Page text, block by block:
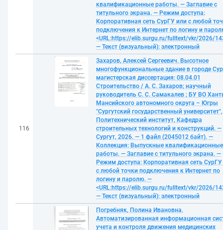
квалификационные работы. — Заглавие с
титульного экрана. — Режим доступа:
Корпоративная сеть СурГУ или с любой
подключения к Интернет по логину и
<URL:https://elib.surgu.ru/fulltext/vkr/2026/
— Текст (визуальный): электронный
116
Захаров, Алексей Сергеевич. Высотное
многофункциональные здание в городе
магистерская диссертация: 08.04.01
Строительство / А. С. Захаров; научный
руководитель С. С. Самакалев ; БУ ВО
Мансийского автономного округа – Югры
"Сургутский государственный университет",
Политехнический институт, Кафедра
строительных технологий и конструкций. —
Сургут, 2026. — 1 файл (2045012 байт). —
Коллекция: Выпускные квалификационные
работы. — Заглавие с титульного экрана. —
Режим доступа: Корпоративная сеть
с любой точки подключения к Интернет по
логину и паролю. —
<URL:https://elib.surgu.ru/fulltext/vkr/2026/
— Текст (визуальный): электронный
Погребняк, Полина Ивановна.
Автоматизированная информационная
учета и контроля движения медицинских